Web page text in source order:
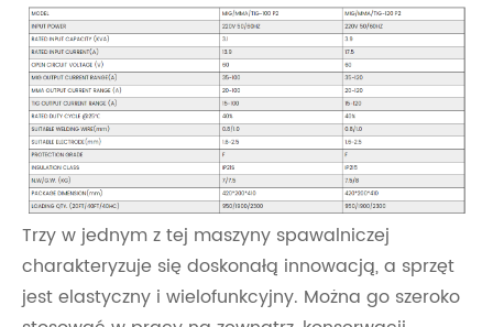
Trzy w jednym z tej maszyny spawalniczej
charakteryzuje się doskonałą innowacją, a sprzęt
jest elastyczny i wielofunkcyjny. Można go szeroko